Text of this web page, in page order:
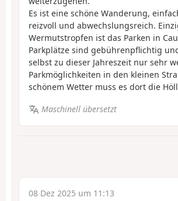
Es ist eine schöne Wanderung,
reizvoll und abwechslungsreich.
Wermutstropfen ist das Parken in
Parkplätze sind gebührenpflichtig
selbst zu dieser Jahreszeit nur sehr
Parkmöglichkeiten in den kleinen
schönem Wetter muss es dort die
Maschinell übersetzt
08 Dez 2025 um 11:13